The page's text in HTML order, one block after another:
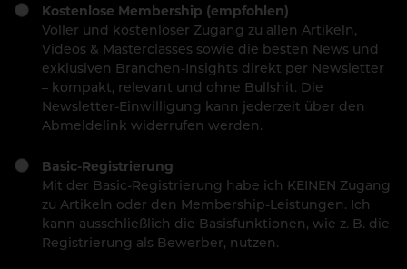
Kostenlose Membership (empfohlen)
Voller und kostenloser Zugang zu allen Artikeln,
Videos & Masterclasses sowie die besten News und
exklusiven Branchen-Insights direkt per Newsletter
– kompakt, relevant und ohne Bullshit. Die
Newsletter-Einwilligung kann jederzeit über den
Abmeldelink widerrufen werden.
Basic-Registrierung
Mit der Basic-Registrierung habe ich KEINEN Zugang
zu Artikeln oder den Membership-Leistungen. Ich
kann ausschließlich die Basisfunktionen, wie z. B. die
Registrierung als Bewerber, nutzen.